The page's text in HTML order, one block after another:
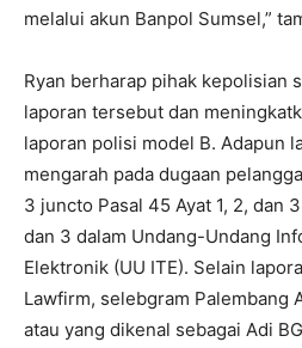
melalui akun Banpol Sumsel,”
Ryan berharap pihak kepolisian
laporan tersebut dan
laporan polisi model B. Adapun
mengarah pada dugaan
3 juncto Pasal 45 Ayat 1, 2, dan
dan 3 dalam Undang-Undang
Elektronik (UU ITE). Selain
Lawfirm, selebgram Palembang
atau yang dikenal sebagai Adi